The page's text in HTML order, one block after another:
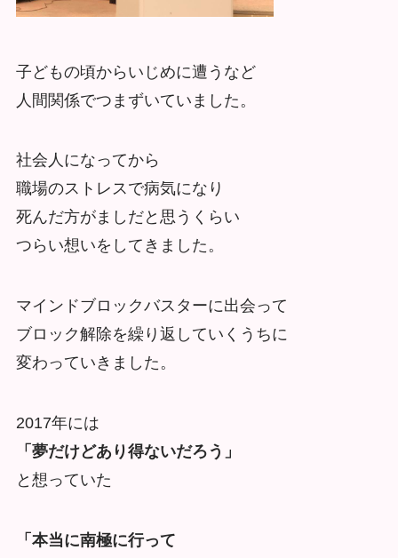
子どもの頃からいじめに遭うなど
人間関係でつまずいていました。
社会人になってから
職場のストレスで病気になり
死んだ方がましだと思うくらい
つらい想いをしてきました。
マインドブロックバスターに出会って
ブロック解除を繰り返していくうちに
変わっていきました。
2017年には
「夢だけどあり得ないだろう」
と想っていた
「本当に南極に行って